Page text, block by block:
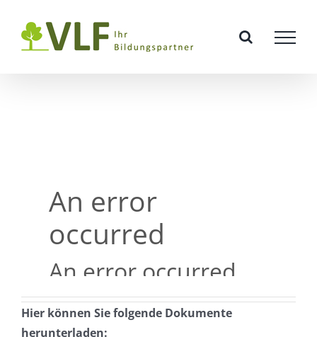
Inhalt
springen
Hier können Sie folgende Dokumente
herunterladen: